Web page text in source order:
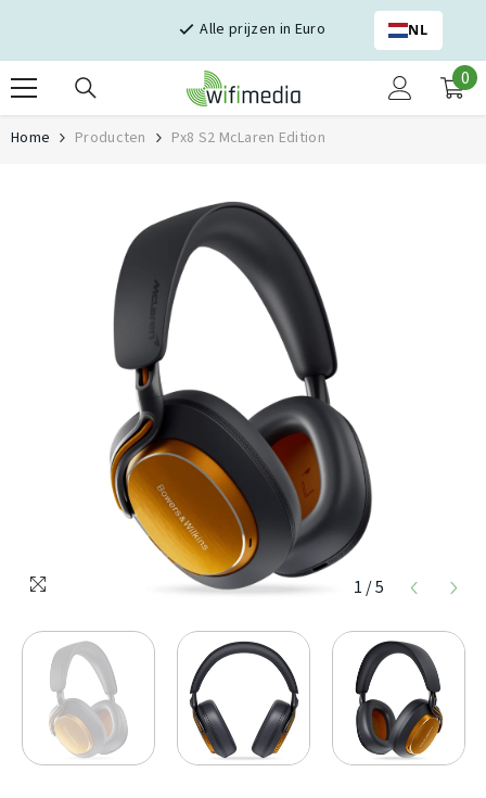
Alle prijzen in Euro NL
0
0
Home Producten Px8 S2 McLaren Edition
1 /5